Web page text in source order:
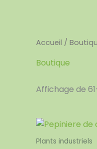
Accueil /
Boutique
Affichage de
Plants industriels